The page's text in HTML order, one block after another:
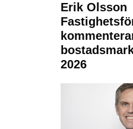
Erik Olsson
2026